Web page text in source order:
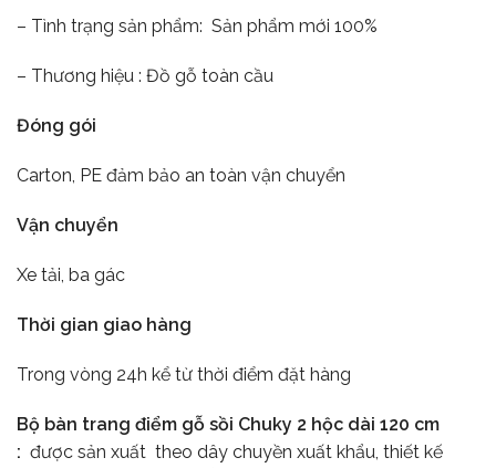
– Tình trạng sản phẩm: Sản phẩm mới 100%
– Thương hiệu : Đồ gỗ toàn cầu
Đóng gói
Carton, PE đảm bảo an toàn vận chuyển
Vận chuyển
Xe tải, ba gác
Thời gian giao hàng
Trong vòng 24h kể từ thời điểm đặt hàng
Bộ bàn trang điểm gỗ sồi Chuky 2 hộc dài 120 cm
: được sản xuất theo dây chuyền xuất khẩu, thiết kế